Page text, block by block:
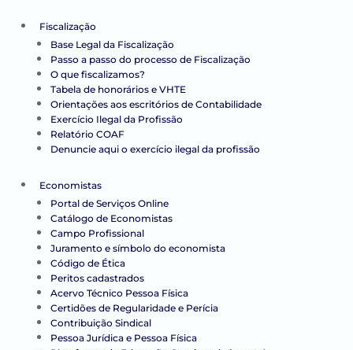
Fiscalização
Base Legal da Fiscalização
Passo a passo do processo de Fiscalização
O que fiscalizamos?
Tabela de honorários e VHTE
Orientações aos escritórios de Contabilidade
Exercício Ilegal da Profissão
Relatório COAF
Denuncie aqui o exercício ilegal da profissão
Economistas
Portal de Serviços Online
Catálogo de Economistas
Campo Profissional
Juramento e símbolo do economista
Código de Ética
Peritos cadastrados
Acervo Técnico Pessoa Física
Certidões de Regularidade e Perícia
Contribuição Sindical
Pessoa Jurídica e Pessoa Física